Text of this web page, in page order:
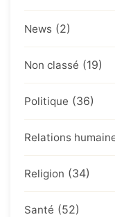
News (2)
Non classé (19)
Politique (36)
Relations
Religion (34)
Santé (52)